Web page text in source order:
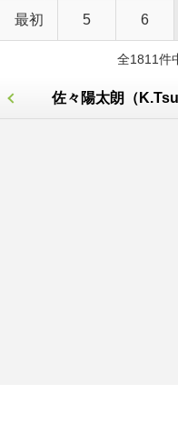
最初 5 6
全1811件
佐々陽太朗（